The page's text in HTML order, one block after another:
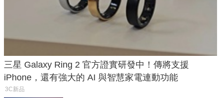
三星 Galaxy Ring 2 官方證實研發中！傳將支援
iPhone，還有強大的 AI 與智慧家電連動功能
3C新品